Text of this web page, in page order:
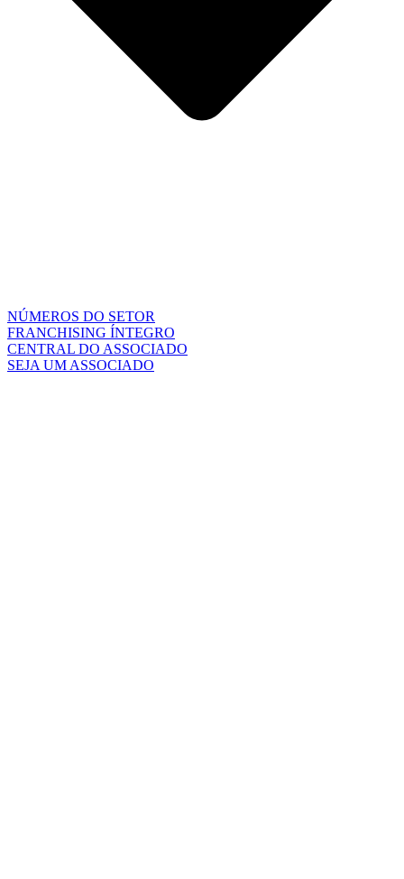
NÚMEROS DO SETOR
FRANCHISING ÍNTEGRO
CENTRAL DO ASSOCIADO
SEJA UM ASSOCIADO